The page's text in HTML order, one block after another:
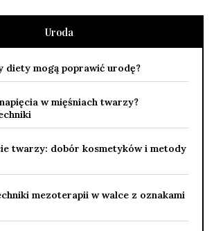
Uroda
diety mogą poprawić urodę?
w mięśniach twarzy?
twarzy: dobór kosmetyków i metody
mezoterapii w walce z oznakami